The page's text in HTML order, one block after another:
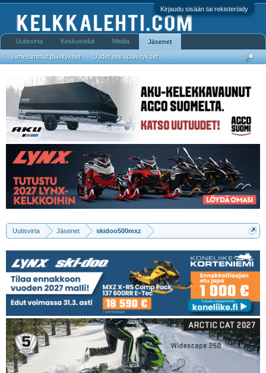
Kirjaudu sisään tai rekisteröidy
Uutisvirta Jäsenet skidoo500mxz
Uutisvirta Keskustelut Media Jäsenet
Viimeisimmät päivitykset Uudet seinäpäivitykset